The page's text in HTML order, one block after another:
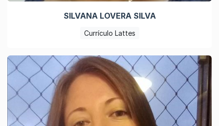
SILVANA LOVERA SILVA
Currículo Lattes